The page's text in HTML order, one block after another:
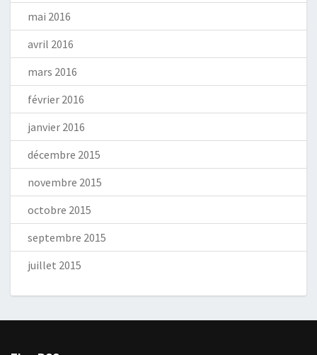
mai 2016
avril 2016
mars 2016
février 2016
janvier 2016
décembre 2015
novembre 2015
octobre 2015
septembre 2015
juillet 2015